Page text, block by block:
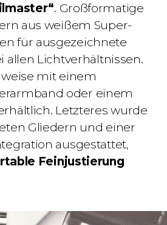
. Großformatige
aus weißem Super-
für ausgezeichnete
allen Lichtverhältnissen.
mit einem
oder einem
Letzteres wurde
Gliedern und einer
ausgestattet,
Feinjustierung